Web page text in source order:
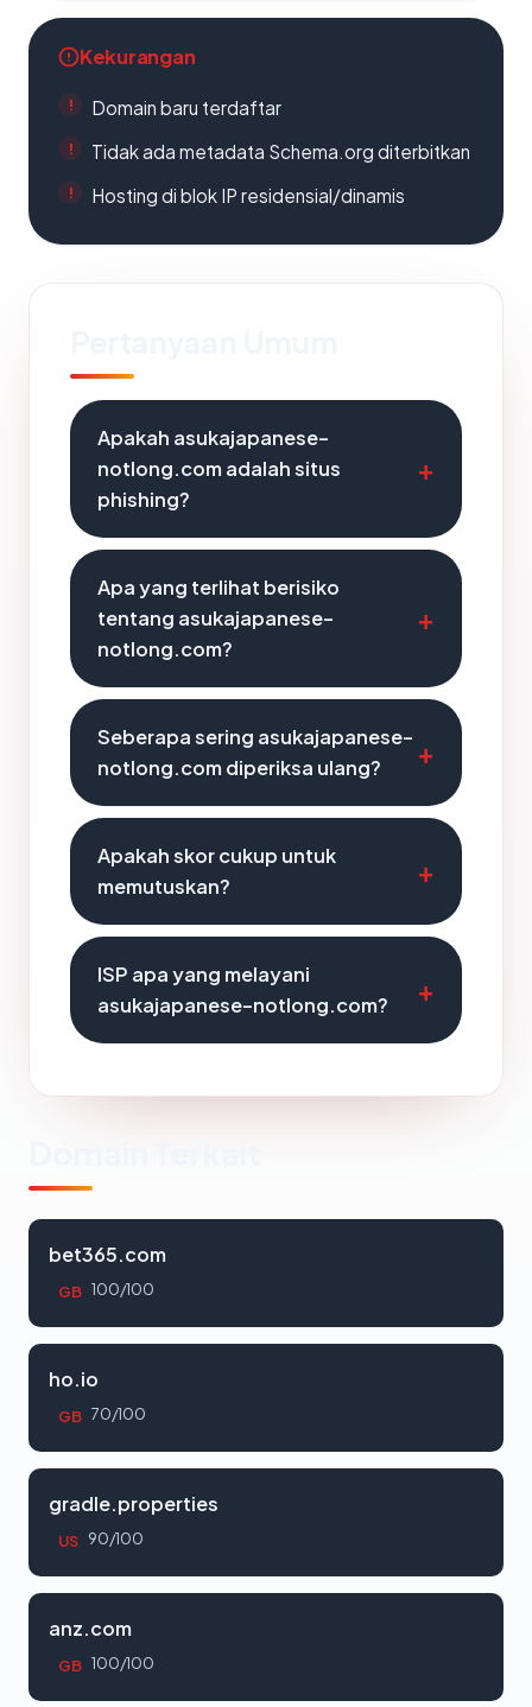
Kekurangan
Domain baru terdaftar
Tidak ada metadata Schema.org diterbitkan
Hosting di blok IP residensial/dinamis
Apakah asukajapanese-
notlong.com adalah situs
phishing?
Apa yang terlihat berisiko
tentang asukajapanese-
notlong.com?
Seberapa sering asukajapanese-
notlong.com diperiksa ulang?
Apakah skor cukup untuk
memutuskan?
ISP apa yang melayani
asukajapanese-notlong.com?
bet365.com
GB 100/100
ho.io
GB 70/100
gradle.properties
US 90/100
anz.com
GB 100/100